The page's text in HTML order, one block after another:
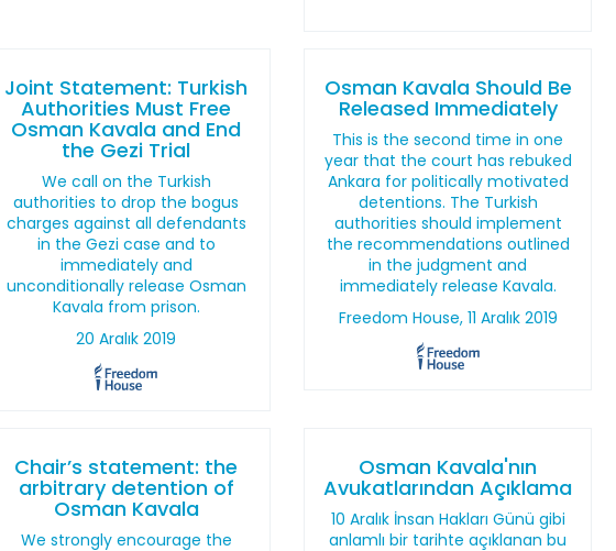
Joint Statement: Turkish
Authorities Must Free
Osman Kavala and End
the Gezi Trial
We call on the Turkish
authorities to drop the bogus
charges against all defendants
in the Gezi case and to
immediately and
unconditionally release Osman
Kavala from prison.
20 Aralık 2019
Osman Kavala Should Be
Released Immediately
This is the second time in one
year that the court has rebuked
Ankara for politically motivated
detentions. The Turkish
authorities should implement
the recommendations outlined
in the judgment and
immediately release Kavala.
Freedom House, 11 Aralık 2019
Chair’s statement: the
arbitrary detention of
Osman Kavala
We strongly encourage the
Osman Kavala'nın
Avukatlarından Açıklama
10 Aralık İnsan Hakları Günü gibi
anlamlı bir tarihte açıklanan bu